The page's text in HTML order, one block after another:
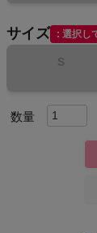
スポーツシュー
サイズ 選択し
S